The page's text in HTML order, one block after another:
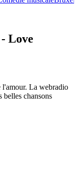
Love
l'amour. La webradio
chansons